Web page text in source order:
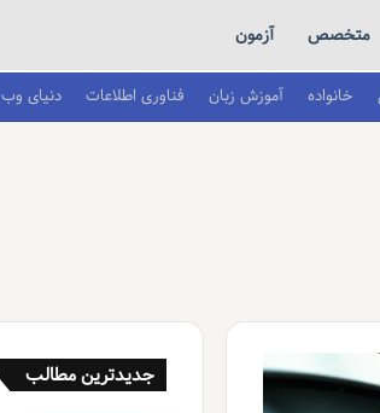
متخصص آزمون
خانواده آموزش زبان فناوری اطلاعات دنیای وب
جدیدترین مطالب